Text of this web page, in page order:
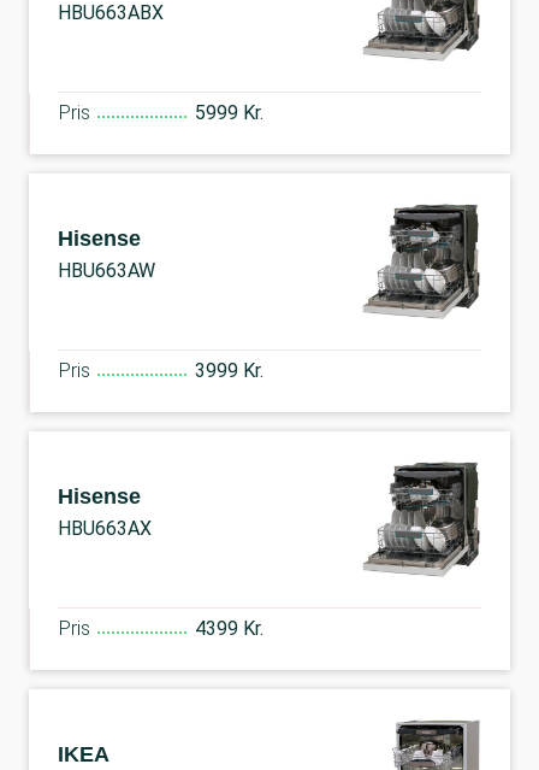
HBU663ABX
Pris 5999 Kr.
Hisense
HBU663AW
Pris 3999 Kr.
Hisense
HBU663AX
Pris 4399 Kr.
IKEA